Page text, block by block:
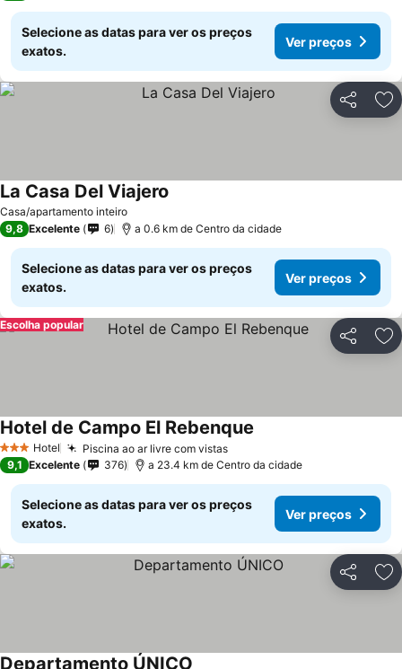
Selecione as datas para ver os preços
exatos.
Ver preços
Partilhar
Casa/apartamento inteiro
La Casa Del Viajero
9,8 Excelente 6 a 0.6 km de Centro da cidade
Selecione as datas para ver os preços
exatos.
Ver preços
Partilhar
Escolha popular
3 EstrelasHotel Piscina ao ar livre com vistasVer preços
Hotel de Campo El Rebenque
9,1 Excelente 376 a 23.4 km de Centro da cidade
Selecione as datas para ver os preços
exatos.
Ver preços
Partilhar
Departamento ÚNICO